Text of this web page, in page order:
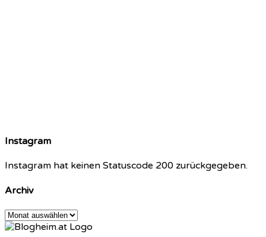
Instagram
Instagram hat keinen Statuscode 200 zurückgegeben.
Archiv
Archiv